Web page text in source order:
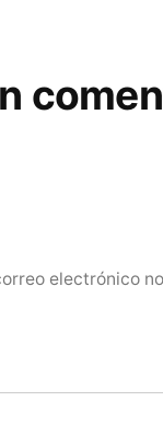
electrónico